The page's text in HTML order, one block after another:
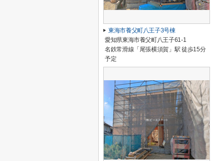
東海市養父町八王子3号棟
愛知県東海市養父町八王子61-1
名鉄常滑線「尾張横須賀」駅 徒歩15分
予定